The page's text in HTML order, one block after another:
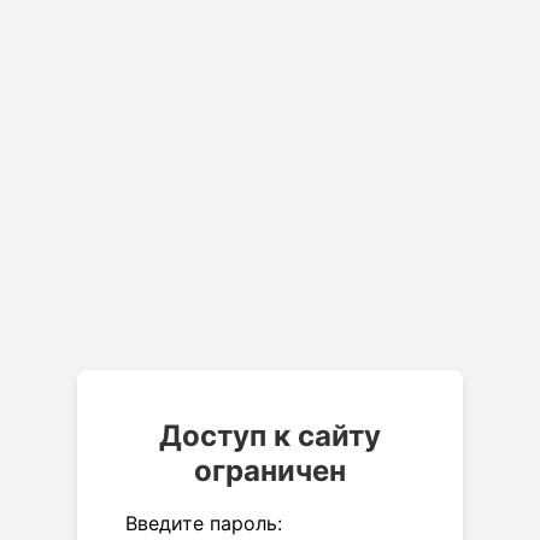
Доступ к сайту
ограничен
Введите пароль: